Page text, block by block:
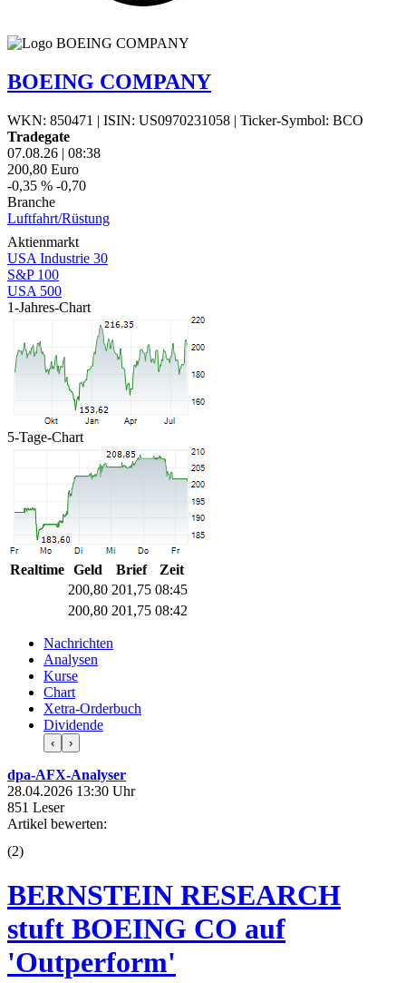
BOEING COMPANY
WKN: 850471 | ISIN: US0970231058 | Ticker-Symbol: BCO
Tradegate
07.08.26 | 08:38
200,80 Euro
-0,35 % -0,70
Branche
Luftfahrt/Rüstung
Aktienmarkt
USA Industrie 30
S&P 100
USA 500
1-Jahres-Chart
5-Tage-Chart
Realtime Geld Brief
Zeit
200,80 201,75 08:45
200,80 201,75 08:42
Nachrichten
Analysen
Kurse
Chart
Xetra-Orderbuch
Dividende
‹ ›
dpa-AFX-Analyser
28.04.2026 13:30 Uhr
851 Leser
Artikel bewerten:
(2)
BERNSTEIN RESEARCH
stuft BOEING CO auf
'Outperform'